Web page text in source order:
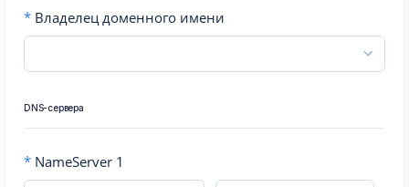
* Владелец доменного имени
DNS-сервера
* NameServer 1